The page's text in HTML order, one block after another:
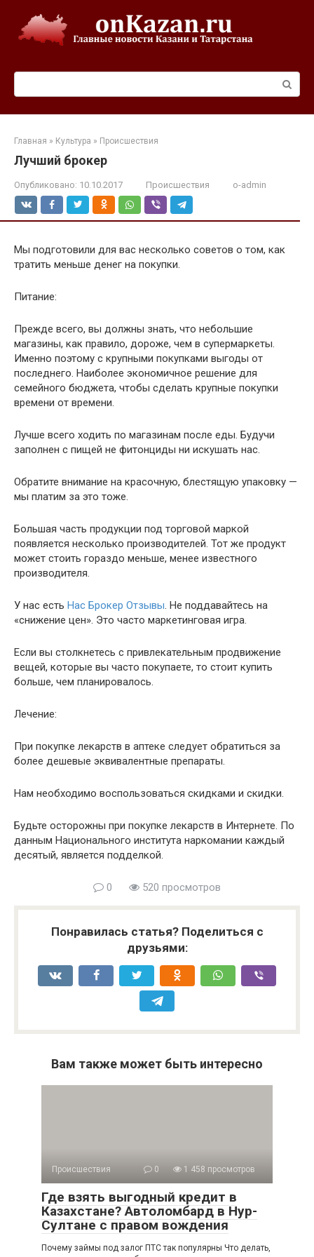
контенту
Главная » Культура » Происшествия
Лучший брокер
Опубликовано: 10.10.2017 Происшествия o-admin
Мы подготовили для вас несколько советов о том, как
тратить меньше денег на покупки.
Питание:
Прежде всего, вы должны знать, что небольшие
магазины, как правило, дороже, чем в супермаркеты.
Именно поэтому с крупными покупками выгоды от
последнего. Наиболее экономичное решение для
семейного бюджета, чтобы сделать крупные покупки
времени от времени.
Лучше всего ходить по магазинам после еды. Будучи
заполнен с пищей не фитонциды ни искушать нас.
Обратите внимание на красочную, блестящую упаковку —
мы платим за это тоже.
Большая часть продукции под торговой маркой
появляется несколько производителей. Тот же продукт
может стоить гораздо меньше, менее известного
производителя.
У нас есть Нас Брокер Отзывы. Не поддавайтесь на
«снижение цен». Это часто маркетинговая игра.
Если вы столкнетесь с привлекательным продвижение
вещей, которые вы часто покупаете, то стоит купить
больше, чем планировалось.
Лечение:
При покупке лекарств в аптеке следует обратиться за
более дешевые эквивалентные препараты.
Нам необходимо воспользоваться скидками и скидки.
Будьте осторожны при покупке лекарств в Интернете. По
данным Национального института наркомании каждый
десятый, является подделкой.
0 520 просмотров
Понравилась статья? Поделиться с
друзьями:
Вам также может быть интересно
Происшествия 0 1 458 просмотров
Где взять выгодный кредит в
Казахстане? Автоломбард в Нур-
Султане с правом вождения
Почему займы под залог ПТС так популярны Что делать,